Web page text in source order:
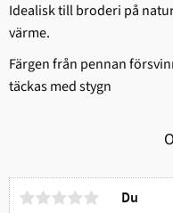
Idealisk till broderi på
värme.
Färgen från pennan
täckas med stygn
Du